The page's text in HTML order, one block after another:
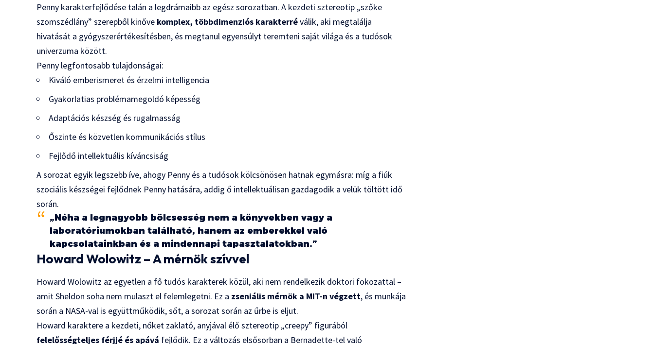
Penny karakterfejlődése talán a legdrámaibb az egész sorozatban. A kezdeti sztereotip „szőke
szomszédlány” szerepből kinőve komplex, többdimenziós karakterréválik, aki megtalálja
hivatását a gyógyszerértékesítésben, és megtanul egyensúlyt teremteni saját világa és a tudósok
univerzuma között.
Penny legfontosabb tulajdonságai:
Kiváló emberismeret és érzelmi intelligencia
Gyakorlatias problémamegoldó képesség
Adaptációs készség és rugalmasság
Őszinte és közvetlen kommunikációs stílus
Fejlődő intellektuális kíváncsiság
A sorozat egyik legszebb íve, ahogy Penny és a tudósok kölcsönösen hatnak egymásra: míg a fiúk
szociális készségei fejlődnek Penny hatására, addig ő intellektuálisan gazdagodik a velük töltött idő
során.
„Néha a legnagyobb bölcsesség nem a könyvekben vagy a
laboratóriumokban található, hanem az emberekkel való
kapcsolatainkban és a mindennapi tapasztalatokban.”
Howard Wolowitz – A mérnök szívvel
Howard Wolowitz az egyetlen a fő tudós karakterek közül, aki nem rendelkezik doktori fokozattal –
amit Sheldon soha nem mulaszt el felemlegetni. Ez a zseniális mérnök a MIT-n végzett, és munkája
során a NASA-val is együttműködik, sőt, a sorozat során az űrbe is eljut.
Howard karaktere a kezdeti, nőket zaklató, anyjával élő sztereotip „creepy” figurából
felelősségteljes férjjé és apává fejlődik. Ez a változás elsősorban a Bernadette-tel való